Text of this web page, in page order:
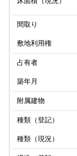
間取り
敷地利用権
占有者
築年月
附属建物
種類（登記）
種類（現況）